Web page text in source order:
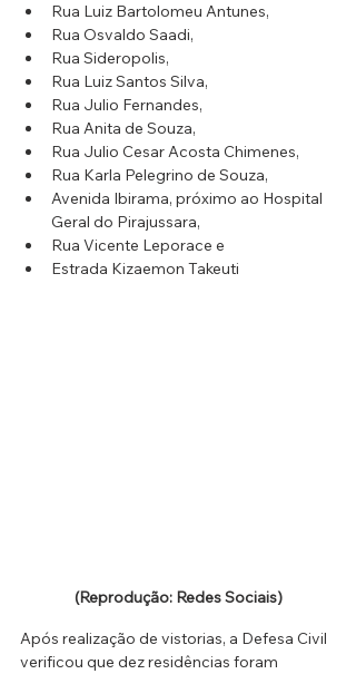
Rua Luiz Bartolomeu Antunes,
Rua Osvaldo Saadi,
Rua Sideropolis,
Rua Luiz Santos Silva,
Rua Julio Fernandes,
Rua Anita de Souza,
Rua Julio Cesar Acosta Chimenes,
Rua Karla Pelegrino de Souza,
Avenida Ibirama, próximo ao Hospital
Geral do Pirajussara,
Rua Vicente Leporace e
Estrada Kizaemon Takeuti
(Reprodução: Redes Sociais)
Após realização de vistorias, a Defesa Civil
verificou que dez residências foram